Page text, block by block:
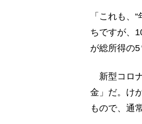
「これも、
ちですが、
が総所得の5
新型コロ
金」だ。け
もので、通